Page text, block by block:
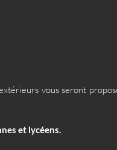
vous seront
et lycéens.